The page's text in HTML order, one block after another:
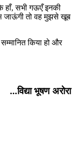
हाँ, सभी गऊएँ इनकी
जाऊंगी तो वह मुझसे खूब
किया हो और
...विद्या भूषण अरोरा